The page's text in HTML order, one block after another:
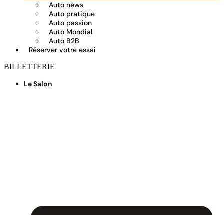
Auto news
Auto pratique
Auto passion
Auto Mondial
Auto B2B
Réserver votre essai
BILLETTERIE
Le Salon